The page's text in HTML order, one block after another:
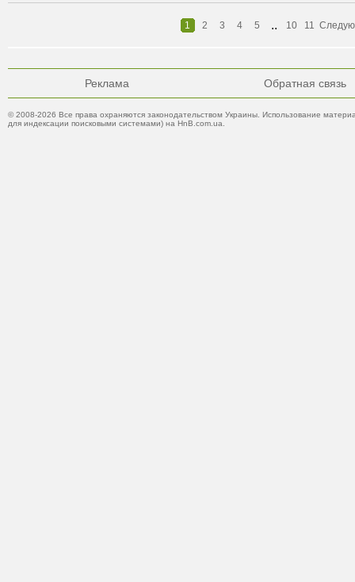
1 2 3 4 5 .. 10 11
Реклама Обратная связь
© 2008-2026 Все права охраняются законодательством Украины. Использование
для индексации поисковыми системами) на HnB.com.ua.